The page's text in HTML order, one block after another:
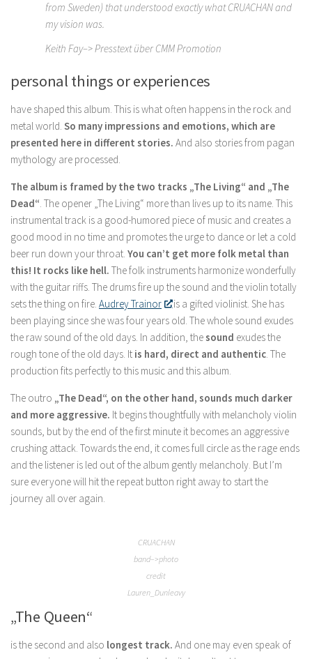
from Sweden) that understood exactly what CRUACHAN and
my vision was.
Keith Fay–> Presstext über CMM Promotion
personal things or experiences
have shaped this album. This is what often happens in the rock and
metal world. So many impressions and emotions, which are
presented here in different stories. And also stories from pagan
mythology are processed.
The album is framed by the two tracks „The Living“ and „The
Dead“. The opener „The Living“ more than lives up to its name. This
instrumental track is a good-humored piece of music and creates a
good mood in no time and promotes the urge to dance or let a cold
beer run down your throat. You can’t get more folk metal than
this! It rocks like hell. The folk instruments harmonize wonderfully
with the guitar riffs. The drums fire up the sound and the violin totally
sets the thing on fire. Audrey Trainor
is a gifted violinist. She has
been playing since she was four years old. The whole sound exudes
the raw sound of the old days. In addition, thesound exudes the
rough tone of the old days. It is hard, direct and authentic. The
production fits perfectly to this music and this album.
The outro „The Dead“, on the other hand, sounds much darker
and more aggressive. It begins thoughtfully with melancholy violin
sounds, but by the end of the first minute it becomes an aggressive
crushing attack. Towards the end, it comes full circle as the rage ends
and the listener is led out of the album gently melancholy. But I’m
sure everyone will hit the repeat button right away to start the
journey all over again.
CRUACHAN
band–>photo
credit
Lauren_Dunleavy
„The Queen“
is the second and also longest track. And one may even speak of